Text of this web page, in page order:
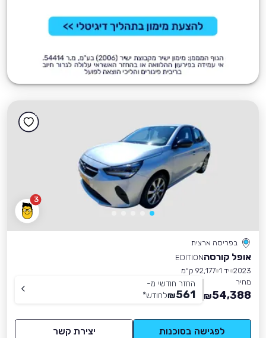
3
בפריסה ארצית
אופל קורסהEDITION
2023 יד 1
92,177 ק״מ
מחיר
54,388
₪
החזר חודשי מ-
561
₪לחודש*
לפגישה בסוכנות יצירת קשר